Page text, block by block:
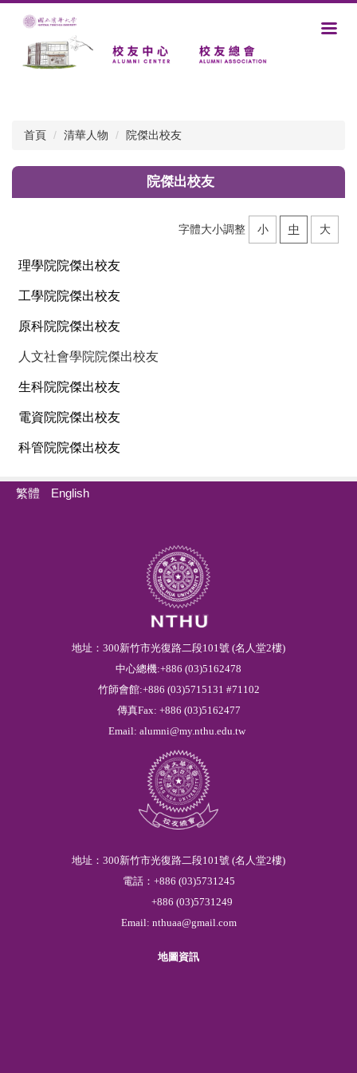
首頁
清華人物 院傑出校友
院傑出校友
字體大小調整 小 中 大
理學院院傑出校友
工學院院傑出校友
原科院院傑出校友
人文社會學院院傑出校友
生科院院傑出校友
電資院院傑出校友
科管院院傑出校友
繁體 English
地址：300新竹市光復路二段101號 (名人堂2樓)
中心總機:+886 (03)5162478
竹師會館:+886 (03)5715131 #71102
傳真Fax: +886 (03)5162477
Email: alumni@my.nthu.edu.tw
地址：300新竹市光復路二段101號 (名人堂2樓)
電話： +886 (03)5731245
+886 (03)5731249
Email: nthuaa@gmail.com
地圖資訊